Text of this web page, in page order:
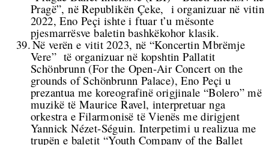
Pragë”, në Republikën Çeke, i organizuar në vitin
2022, Eno Peçi ishte i ftuar t’u mësonte
pjesmarrësve baletin bashkëkohor klasik.
39.Në verën e vitit 2023, në “Koncertin Mbrëmje
Vere” të organizuar në kopshtin Pallatit
Schönbrunn (For the Open-Air Concert on the
grounds of Schönbrunn Palace), Eno Peçi u
prezantua me koreografinë origjinale “Bolero” më
muzikë të Maurice Ravel, interpretuar nga
orkestra e Filarmonisë të Vienës me dirigjent
Yannick Nézet-Séguin. Interpetimi u realizua me
trupën e baletit “Youth Company of the Ballet